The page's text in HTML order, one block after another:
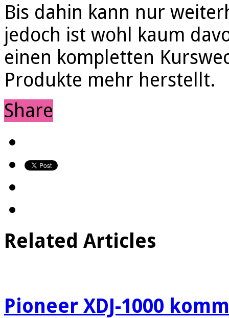
Bis dahin kann nur
jedoch ist wohl kaum
einen kompletten
Produkte mehr herstellt.
Share
Related Articles
Pioneer XDJ-1000